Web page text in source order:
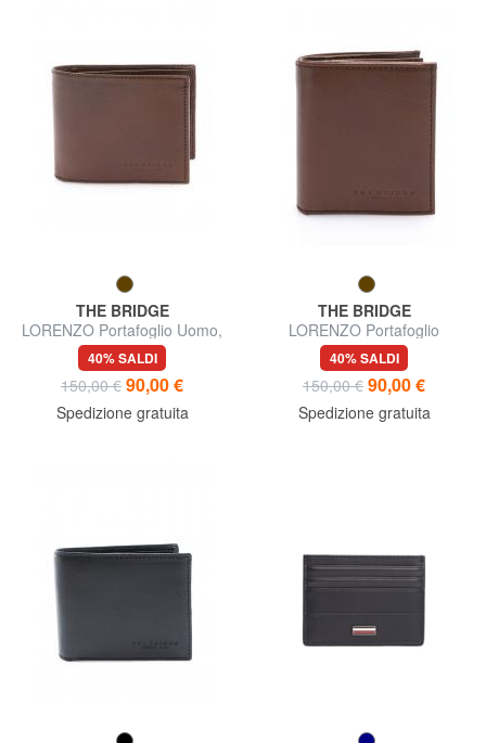
THE BRIDGE
LORENZO Portafoglio Uomo,
in pelle
40% SALDI
150,00 € 90,00 €
Spedizione gratuita
THE BRIDGE
LORENZO Portafoglio
verticale in pelle
40% SALDI
150,00 € 90,00 €
Spedizione gratuita